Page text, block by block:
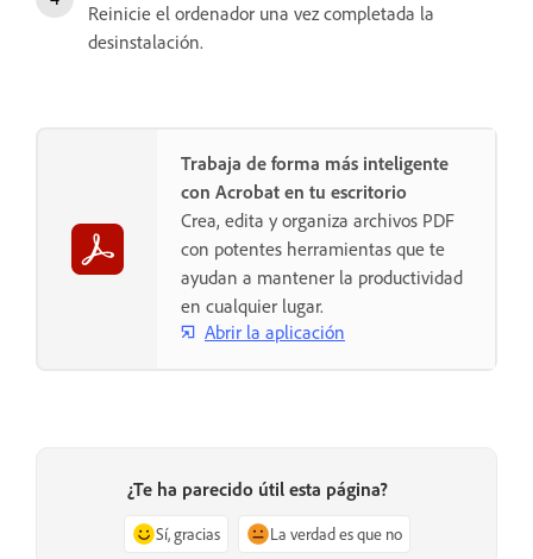
Reinicie el ordenador una vez completada la
desinstalación.
Trabaja de forma más inteligente
con Acrobat en tu escritorio
Crea, edita y organiza archivos PDF
con potentes herramientas que te
ayudan a mantener la productividad
en cualquier lugar.
Abrir la aplicación
¿Te ha parecido útil esta página?
Sí, gracias La verdad es que no